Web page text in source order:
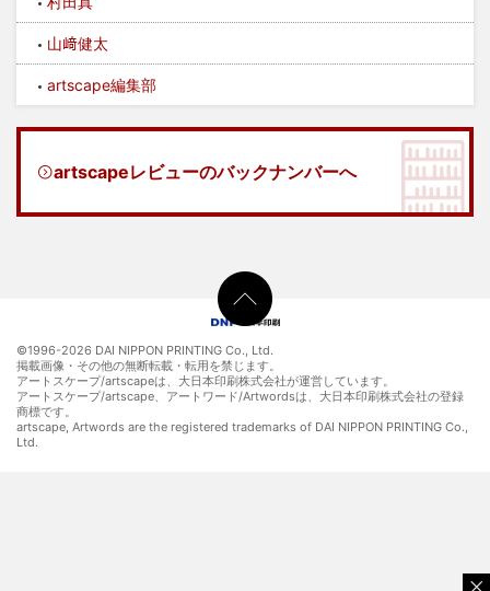
山﨑健太
artscape編集部
artscapeレビューのバックナンバーへ
©1996-2026 DAI NIPPON PRINTING Co., Ltd.
掲載画像・その他の無断転載・転用を禁じます。
アートスケープ/artscapeは、大日本印刷株式会社が運営しています。
アートスケープ/artscape、アートワード/Artwordsは、大日本印刷株式会社の登録
商標です。
artscape, Artwords are the registered trademarks of DAI NIPPON PRINTING Co.,
Ltd.